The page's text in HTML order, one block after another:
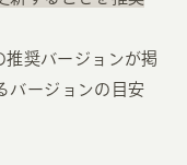
推奨バージョンが掲
バージョンの目安